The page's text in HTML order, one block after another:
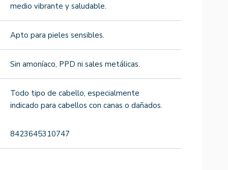
medio vibrante y saludable.
Apto para pieles sensibles.
Sin amoníaco, PPD ni sales metálicas.
Todo tipo de cabello, especialmente
indicado para cabellos con canas o dañados.
8423645310747